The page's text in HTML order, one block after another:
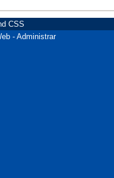
CSS
- Administrar